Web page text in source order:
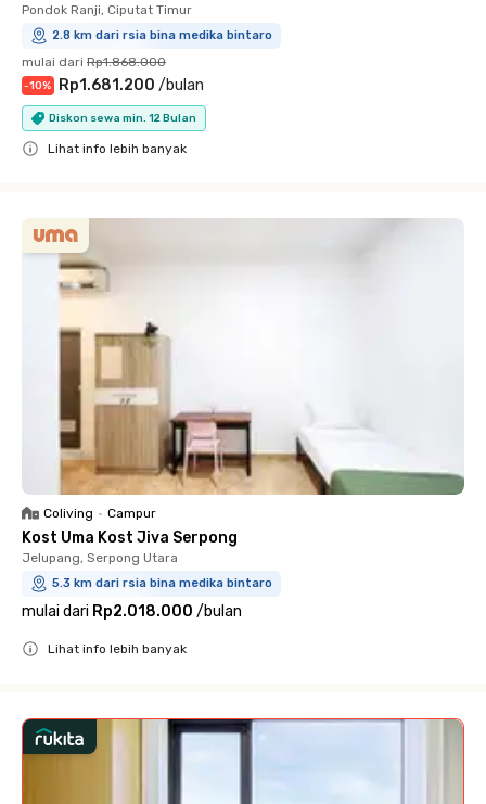
Pondok Ranji, Ciputat Timur
2.8 km dari rsia bina medika bintaro
mulai dari Rp1.868.000
-10% Rp1.681.200 /bulan
Diskon sewa min. 12 Bulan
Lihat info lebih banyak
Coliving • Campur
Kost Uma Kost Jiva Serpong
Jelupang, Serpong Utara
5.3 km dari rsia bina medika bintaro
mulai dari Rp2.018.000 /bulan
Lihat info lebih banyak